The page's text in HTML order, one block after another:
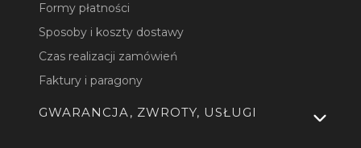
Formy płatności
Sposoby i koszty dostawy
Czas realizacji zamówień
Faktury i paragony
GWARANCJA, ZWROTY, USŁUGI